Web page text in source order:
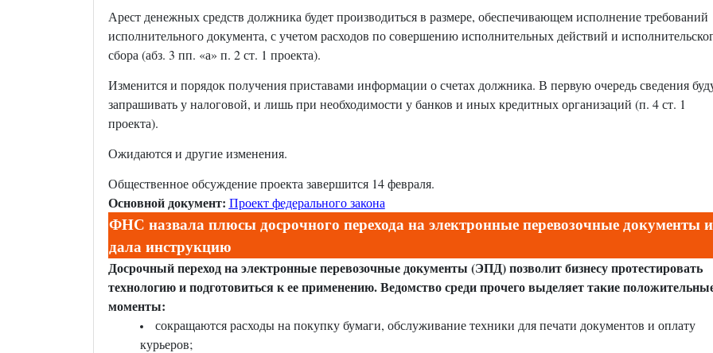
Арест денежных средств должника будет производиться в размере, обеспечивающем исполнение требований
исполнительного документа, с учетом расходов по совершению исполнительных действий и
сбора (абз. 3 пп. «а» п. 2 ст. 1 проекта).
Изменится и порядок получения приставами информации о счетах должника. В первую очередь сведения
запрашивать у налоговой, и лишь при необходимости у банков и иных кредитных организаций (п. 4 ст. 1
проекта).
Ожидаются и другие изменения.
Общественное обсуждение проекта завершится 14 февраля.
Основной документ: Проект федерального закона
ФНС назвала плюсы досрочного перехода на электронные перевозочные документы и
дала инструкцию
Досрочный переход на электронные перевозочные документы (ЭПД) позволит бизнесу протестировать
технологию и подготовиться к ее применению. Ведомство среди прочего выделяет такие
моменты:
сокращаются расходы на покупку бумаги, обслуживание техники для печати документов и оплату
курьеров;